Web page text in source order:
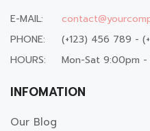
E-MAIL:
PHONE:
(+123) 456 789 -
HOURS:
Mon-Sat 9:00pm -
INFOMATION
Our Blog